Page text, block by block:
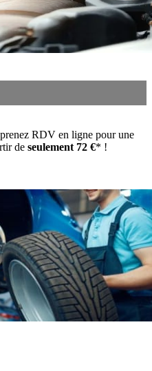
RDV en ligne pour une
de seulement 72 €* !